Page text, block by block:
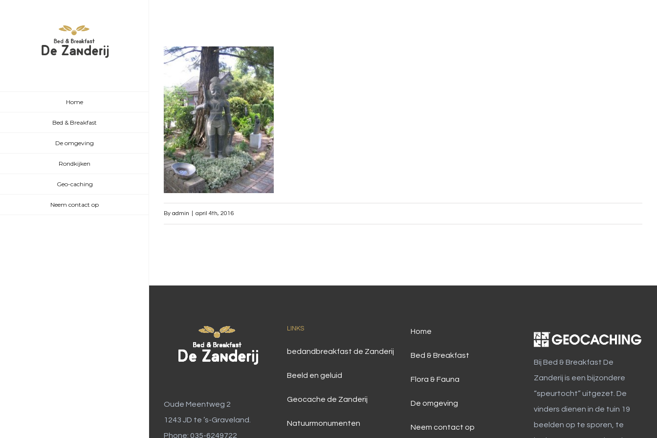
Home
Bed & Breakfast
De omgeving
Rondkijken
Geo-caching
Neem contact op
By admin april 4th, 2016
Oude Meentweg 2
1243 JD te ’s-Graveland.
Phone: 035-6249722
LINKS
bedandbreakfast de Zanderij
Beeld en geluid
Geocache de Zanderij
Natuurmonumenten
Home
Bed & Breakfast
Flora & Fauna
De omgeving
Neem contact op
Bij Bed & Breakfast De
Zanderij is een bijzondere
“speurtocht” uitgezet. De
vinders dienen in de tuin 19
beelden op te sporen, te